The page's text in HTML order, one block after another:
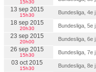
15h30
13 sep 2015
15h30 Bundesliga, 4e j.
18 sep 2015
20h30 Bundesliga, 5e j.
23 sep 2015
20h00 Bundesliga, 6e j.
26 sep 2015
15h30 Bundesliga, 7e j.
03 oct 2015
15h30 Bundesliga, 8e j.